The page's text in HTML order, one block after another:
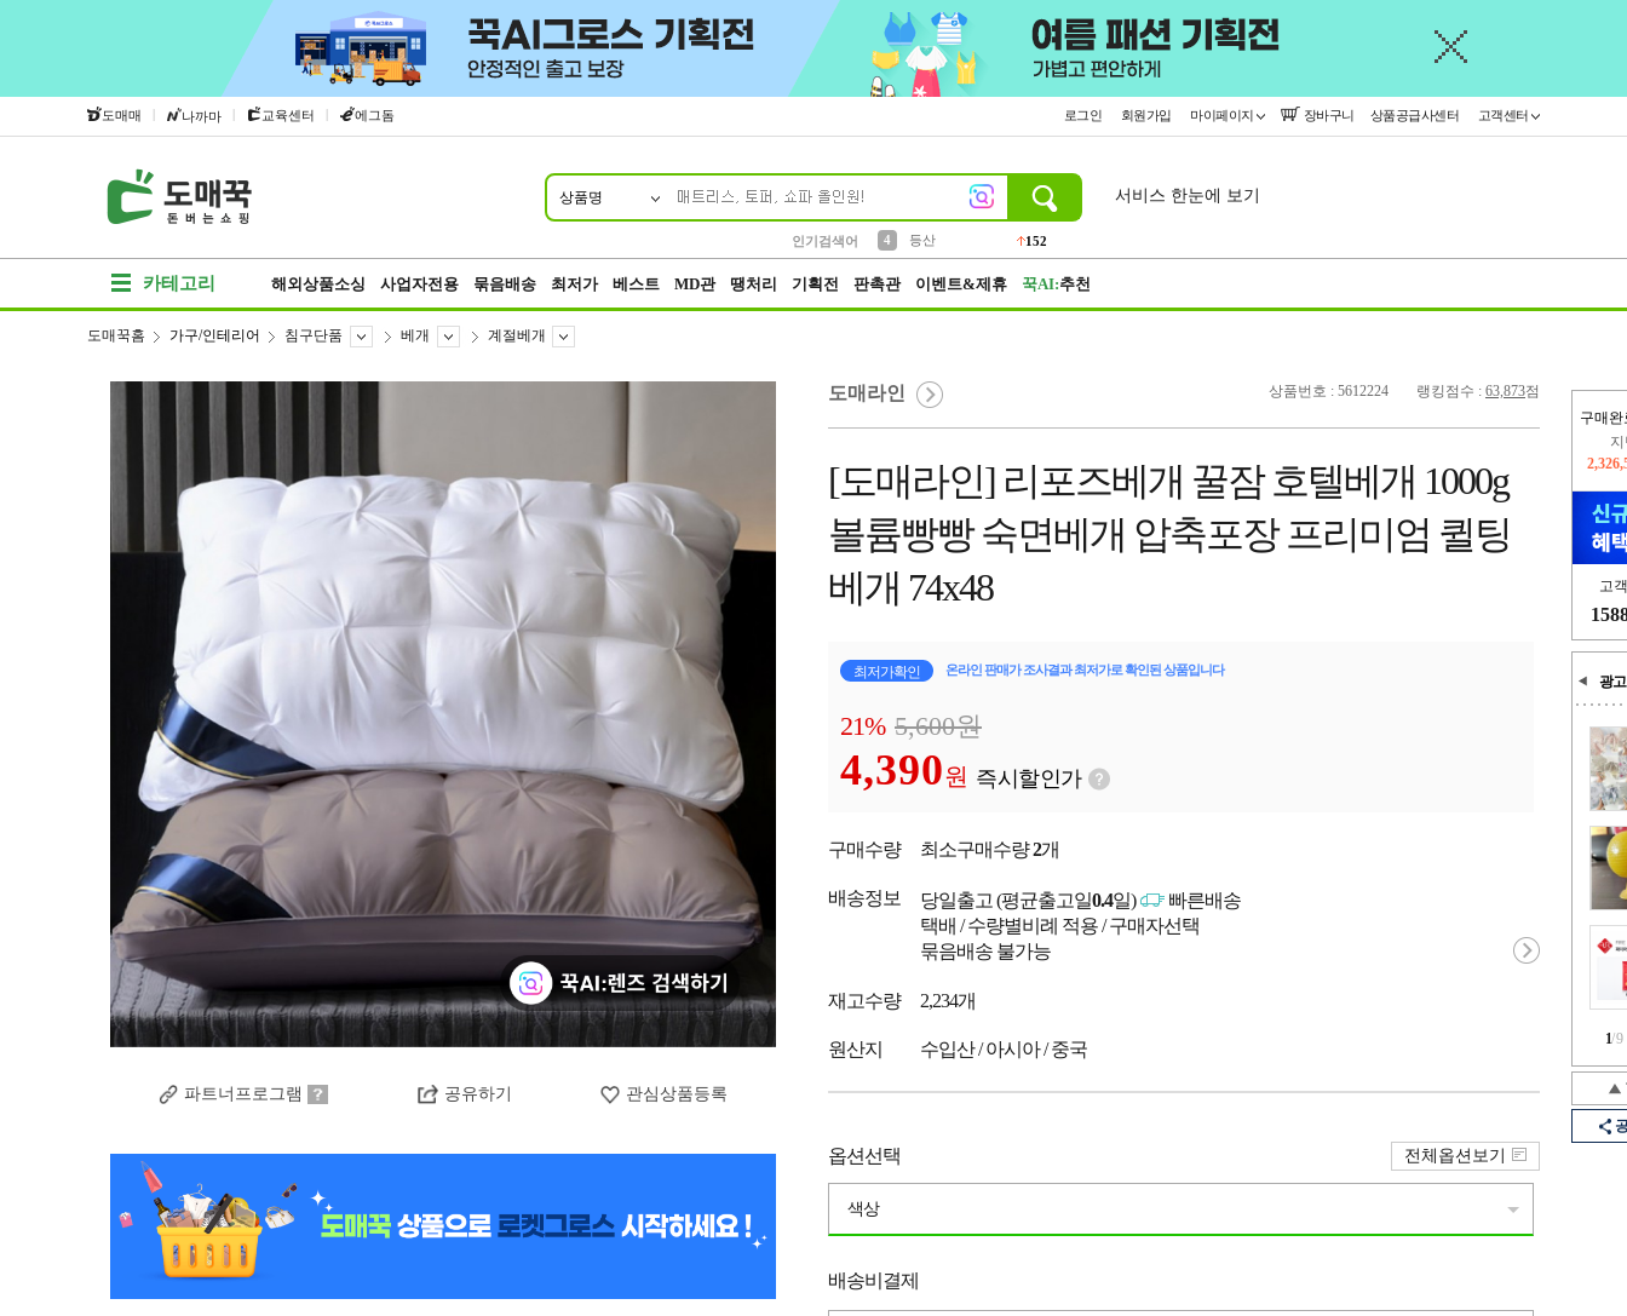
도매매 | 나까마 | 교육센터 | 에그돔 로그인 회원가입 마이페이지 장바구니 상품공급사센터 고객센터
상품명
인기검색어
4
등산
152
서비스 한눈에 보기
카테고리 해외상품소싱 사업자전용 묶음배송 최저가 베스트 MD관 땡처리 기획전 판촉관 이벤트&제휴 꾹AI:추천
구매완
고
광고
1/9
도매꾹홈 가구/인테리어 침구단품 베개 계절베개
파트너프로그램 공유하기 관심상품등록
상품번호 : 5612224 랭킹점수 : 63,873점
도매라인
[도매라인] 리포즈베개 꿀잠 호텔베개 1000g
볼륨빵빵 숙면베개 압축포장 프리미엄 퀼팅
베개 74x48
최저가확인 온라인 판매가 조사결과 최저가로 확인된 상품입니다
21% 5,600원
4,390원 즉시할인가
구매수량 최소구매수량2개
배송정보 당일출고 (평균출고일0.4일)
빠른배송
택배 / 수량별비례 적용 / 구매자선택
묶음배송 불가능
재고수량 2,234개
원산지 수입산 / 아시아 / 중국
옵션선택
색상
전체옵션보기
배송비결제